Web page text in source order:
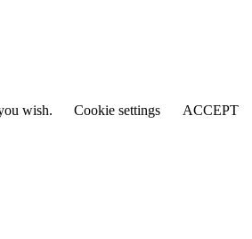
wish.
Cookie settings
ACCEPT